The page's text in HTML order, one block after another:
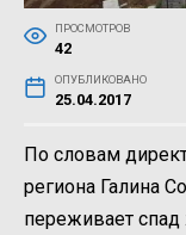
ПРОСМОТРОВ
42
ОПУБЛИКОВАНО
25.04.2017
По словам
региона Галина
переживает спад